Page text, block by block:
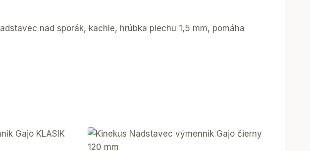
nad sporák, kachle, hrúbka plechu 1,5 mm, pomáha